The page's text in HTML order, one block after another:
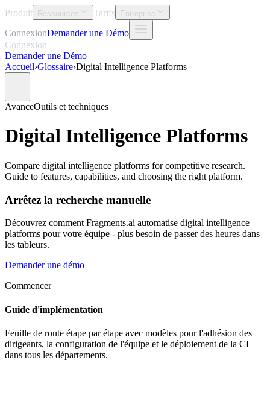
Produit Ressources Tarifs Entreprise
ConnexionDemander une Démo
Connexion
Demander une Démo
Accueil›Glossaire›Digital Intelligence Platforms
AvanceOutils et techniques
Digital Intelligence Platforms
Compare digital intelligence platforms for competitive research.
Guide to features, capabilities, and choosing the right platform.
Arrêtez la recherche manuelle
Découvrez comment Fragments.ai automatise digital intelligence
platforms pour votre équipe - plus besoin de passer des heures dans
les tableurs.
Demander une démo
Commencer
Guide d'implémentation
Feuille de route étape par étape avec modèles pour l'adhésion des
dirigeants, la configuration de l'équipe et le déploiement de la CI
dans tous les départements.